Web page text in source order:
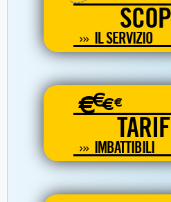
IL SERVIZIO
€€€€
IMBATTIBILI